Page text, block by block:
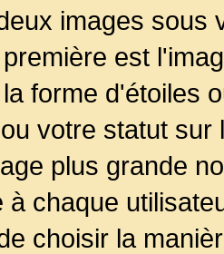
images sous
est
forme d'étoiles
votre statut
plus grande
à chaque
choisir la